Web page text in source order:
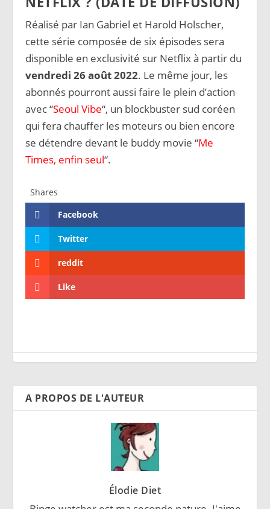
Réalisé par Ian Gabriel et Harold Holscher,
cette série composée de six épisodes sera
disponible en exclusivité sur Netflix à partir du
vendredi 26 août 2022. Le même jour, les
abonnés pourront aussi faire le plein d’action
avec “Seoul Vibe“, un blockbuster sud coréen
qui fera chauffer les moteurs ou bien encore
se détendre devant le buddy movie “Me
Times, enfin seul“.
Shares
Facebook
Twitter
reddit
Like
A PROPOS DE L'AUTEUR
Élodie Diet